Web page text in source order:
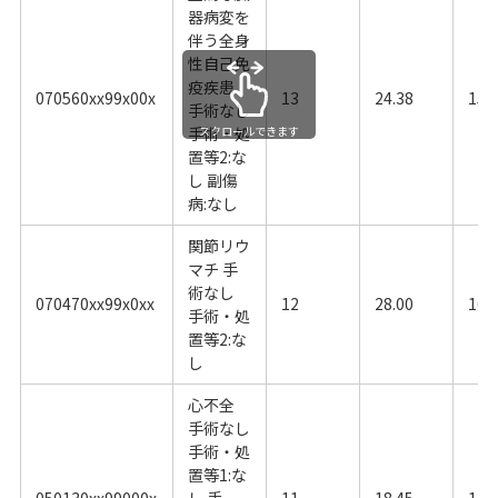
070560xx99x00x
器病変を
伴う全身
性自己免
疫疾患
手術なし
手術・処
置等2:な
し 副傷
病:なし
13 24.38
070470xx99x0xx
関節リウ
マチ 手
術なし
手術・処
置等2:な
し
12 28.00
心不全
手術なし
手術・処
置等1:な
スクロールできます